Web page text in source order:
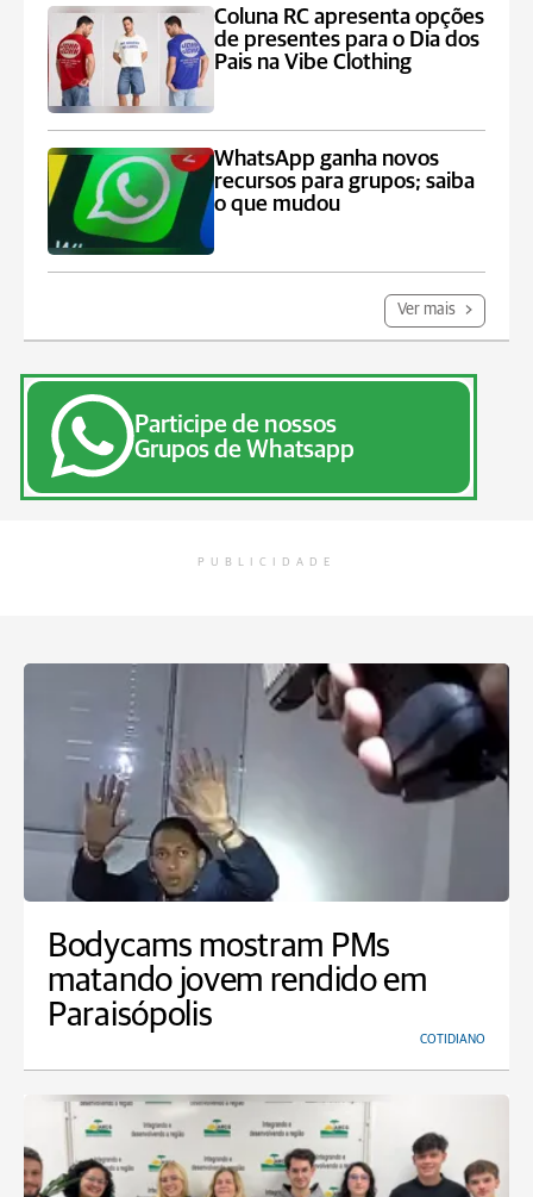
Coluna RC apresenta opções
de presentes para o Dia dos
Pais na Vibe Clothing
WhatsApp ganha novos
recursos para grupos; saiba
o que mudou
Ver mais
Participe de nossos
Grupos de Whatsapp
PUBLICIDADE
Bodycams mostram PMs
matando jovem rendido em
Paraisópolis
COTIDIANO